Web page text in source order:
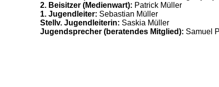
2. Beisitzer (Medienwart): Patrick Müller
1. Jugendleiter: Sebastian Müller
Stellv. Jugendleiterin: Saskia Müller
Jugendsprecher (beratendes Mitglied): Samuel